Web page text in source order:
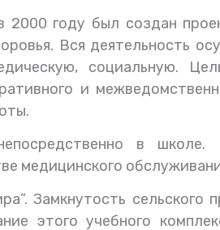
2000 году был создан
Вся деятельность
социальную.
и
в школе.
медицинского
Замкнутость сельского
этого учебного